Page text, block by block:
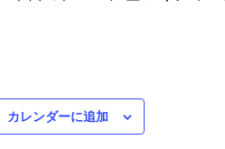
カレンダーに追加